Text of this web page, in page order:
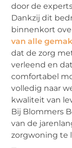
door de
Dankzij dit
binnenkort
van alle
dat de zorg
verleend en
comfortabel
volledig naar
kwaliteit van
Bij Blommers
van de
zorgwoning te